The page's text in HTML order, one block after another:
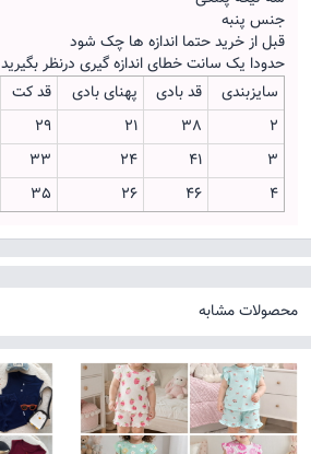
جنس پنبه
قبل از خرید حتما اندازه ها چک شود
حدودا یک سانت خطای اندازه گیری درنظر بگیرید
سایزبندی
قد بادی پهنای بادی قد کت
2
38
21
29
3
41
24
33
4
46
26
35
محصولات مشابه